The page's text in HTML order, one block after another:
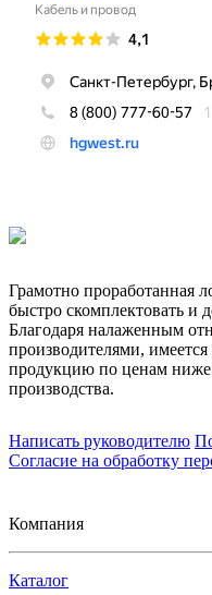
Грамотно проработанная
быстро скомплектовать и
Благодаря налаженным
производителями,
продукцию по ценам
производства.
Написать руководителю
Согласие на обработку
Компания
Каталог